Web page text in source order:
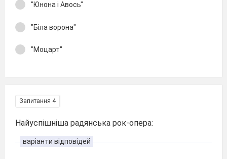
"Юнона і Авось"
"Біла ворона"
"Моцарт"
Запитання 4
Найуспішніша радянська рок-опера:
варіанти відповідей